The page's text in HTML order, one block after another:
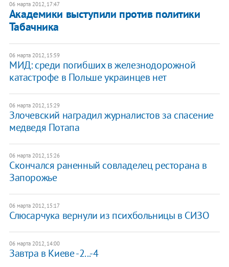
06 марта 2012, 17:47
Академики выступили против политики
Табачника
06 марта 2012, 15:59
МИД: среди погибших в железнодорожной
катастрофе в Польше украинцев нет
06 марта 2012, 15:29
Злочевский наградил журналистов за спасение
медведя Потапа
06 марта 2012, 15:26
Скончался раненный совладелец ресторана в
Запорожье
06 марта 2012, 15:17
Слюсарчука вернули из психбольницы в СИЗО
06 марта 2012, 14:00
Завтра в Киеве -2...-4